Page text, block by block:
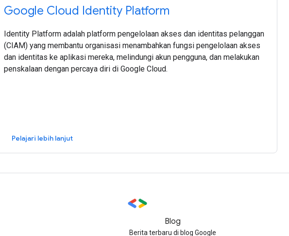
Google Cloud Identity Platform
Identity Platform adalah platform pengelolaan akses dan identitas pelanggan
(CIAM) yang membantu organisasi menambahkan fungsi pengelolaan akses
dan identitas ke aplikasi mereka, melindungi akun pengguna, dan melakukan
penskalaan dengan percaya diri di Google Cloud.
Pelajari lebih lanjut
Blog
Berita terbaru di blog Google